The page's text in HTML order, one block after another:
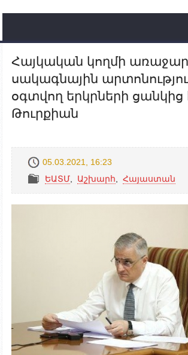
Հայկական կողմի
սակագնային
օգտվող երկրների ցանկից
Թուրքիան
05.03.2021, 16:23
ԵԱՏՄ
Աշխարհ Հայաստան